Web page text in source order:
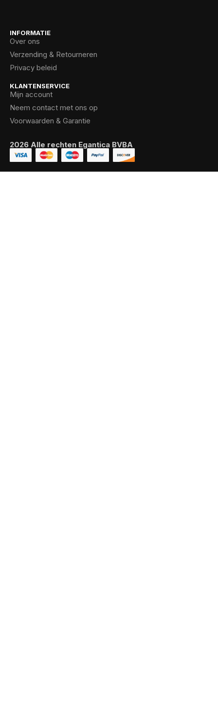
INFORMATIE
Over ons
Verzending & Retourneren
Privacy beleid
KLANTENSERVICE
Mijn account
Neem contact met ons op
Voorwaarden & Garantie
2026 Alle rechten Egantica BVBA